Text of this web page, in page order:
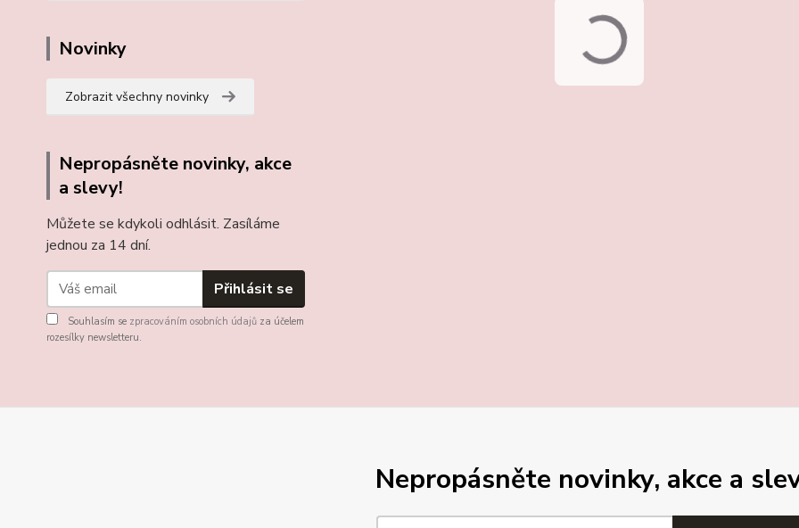
Novinky
Zobrazit všechny novinky
Nepropásněte novinky, akce
a slevy!
Můžete se kdykoli odhlásit. Zasíláme
jednou za 14 dní.
Přihlásit se
Souhlasím se zpracováním osobních údajů za účelem
rozesílky newsletteru.
Nepropásněte novinky, akce a